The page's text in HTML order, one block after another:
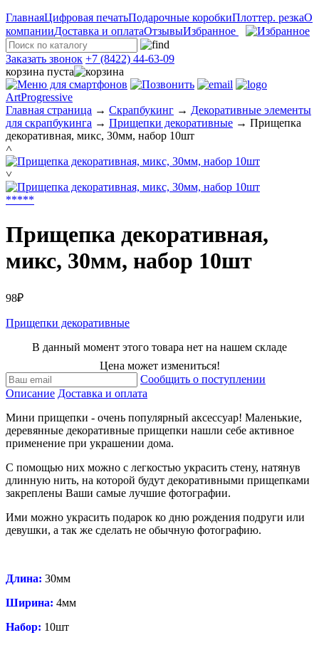
ГлавнаяЦифровая печатьПодарочные коробкиПлоттер. резкаО
компанииДоставка и оплатаОтзывыИзбранное
Заказать звонок +7 (8422) 44-63-09
корзина пуста
ArtProgressive
Главная страница → Скрапбукинг → Декоративные элементы
для скрапбукинга → Прищепки декоративные → Прищепка
декоративная, микс, 30мм, набор 10шт
˄
˅
*****
Прищепка декоративная,
микс, 30мм, набор 10шт
98₽
Прищепки декоративные
В данный момент этого товара нет на нашем складе
Цена может измениться!
Сообщить о поступлении
Описание Доставка и оплата
Мини прищепки - очень популярный аксессуар! Маленькие,
деревянные декоративные прищепки нашли себе активное
применение при украшении дома.
С помощью них можно с легкостью украсить стену, натянув
длинную нить, на которой будут декоративными прищепками
закреплены Ваши самые лучшие фотографии.
Ими можно украсить подарок ко дню рождения подруги или
девушки, а так же сделать не обычную фотографию.
Длина: 30мм
Ширина: 4мм
Набор: 10шт